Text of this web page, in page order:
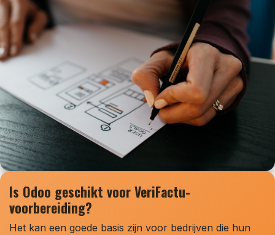
Is Odoo geschikt voor VeriFactu-
voorbereiding?
Het kan een goede basis zijn voor bedrijven die hun